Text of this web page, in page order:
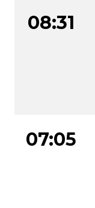
08:31
07:05